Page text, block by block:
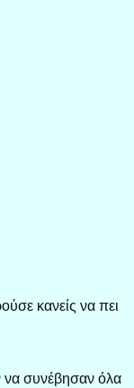
κανείς να πει
να συνέβησαν όλα